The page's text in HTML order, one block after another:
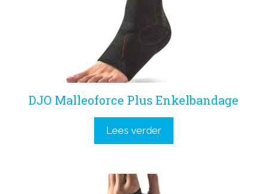
DJO Malleoforce Plus Enkelbandage
Lees verder